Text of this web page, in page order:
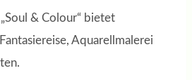
& Colour“ bietet
Aquarellmalerei